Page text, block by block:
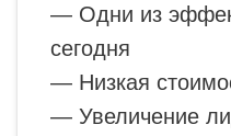
— Одни из
сегодня
— Низкая
— Увеличение